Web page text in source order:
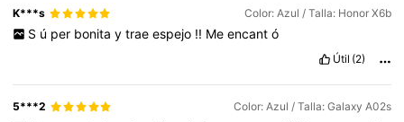
K***s Color: Azul / Talla: Honor X6b
S ú per bonita y trae espejo !! Me encant ó
Útil (2)
5***2 Color: Azul / Talla: Galaxy A02s